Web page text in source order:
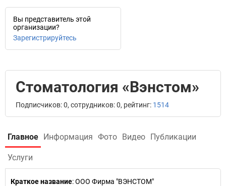
Вы представитель этой
организации?
Зарегистрируйтесь
Cтоматология «Вэнстом»
Подписчиков: 0, сотрудников: 0, рейтинг: 1514
Главное Информация Фото Видео Публикации
Услуги
Краткое название:ООО Фирма "ВЭНСТОМ"